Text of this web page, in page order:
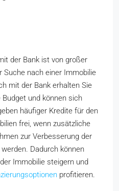
der Bank ist von großer
Suche nach einer Immobilie
mit der Bank erhalten Sie
und können sich
häufiger Kredite für den
frei, wenn zusätzliche
zur Verbesserung der
Dadurch können
Immobilie steigern und
profitieren.